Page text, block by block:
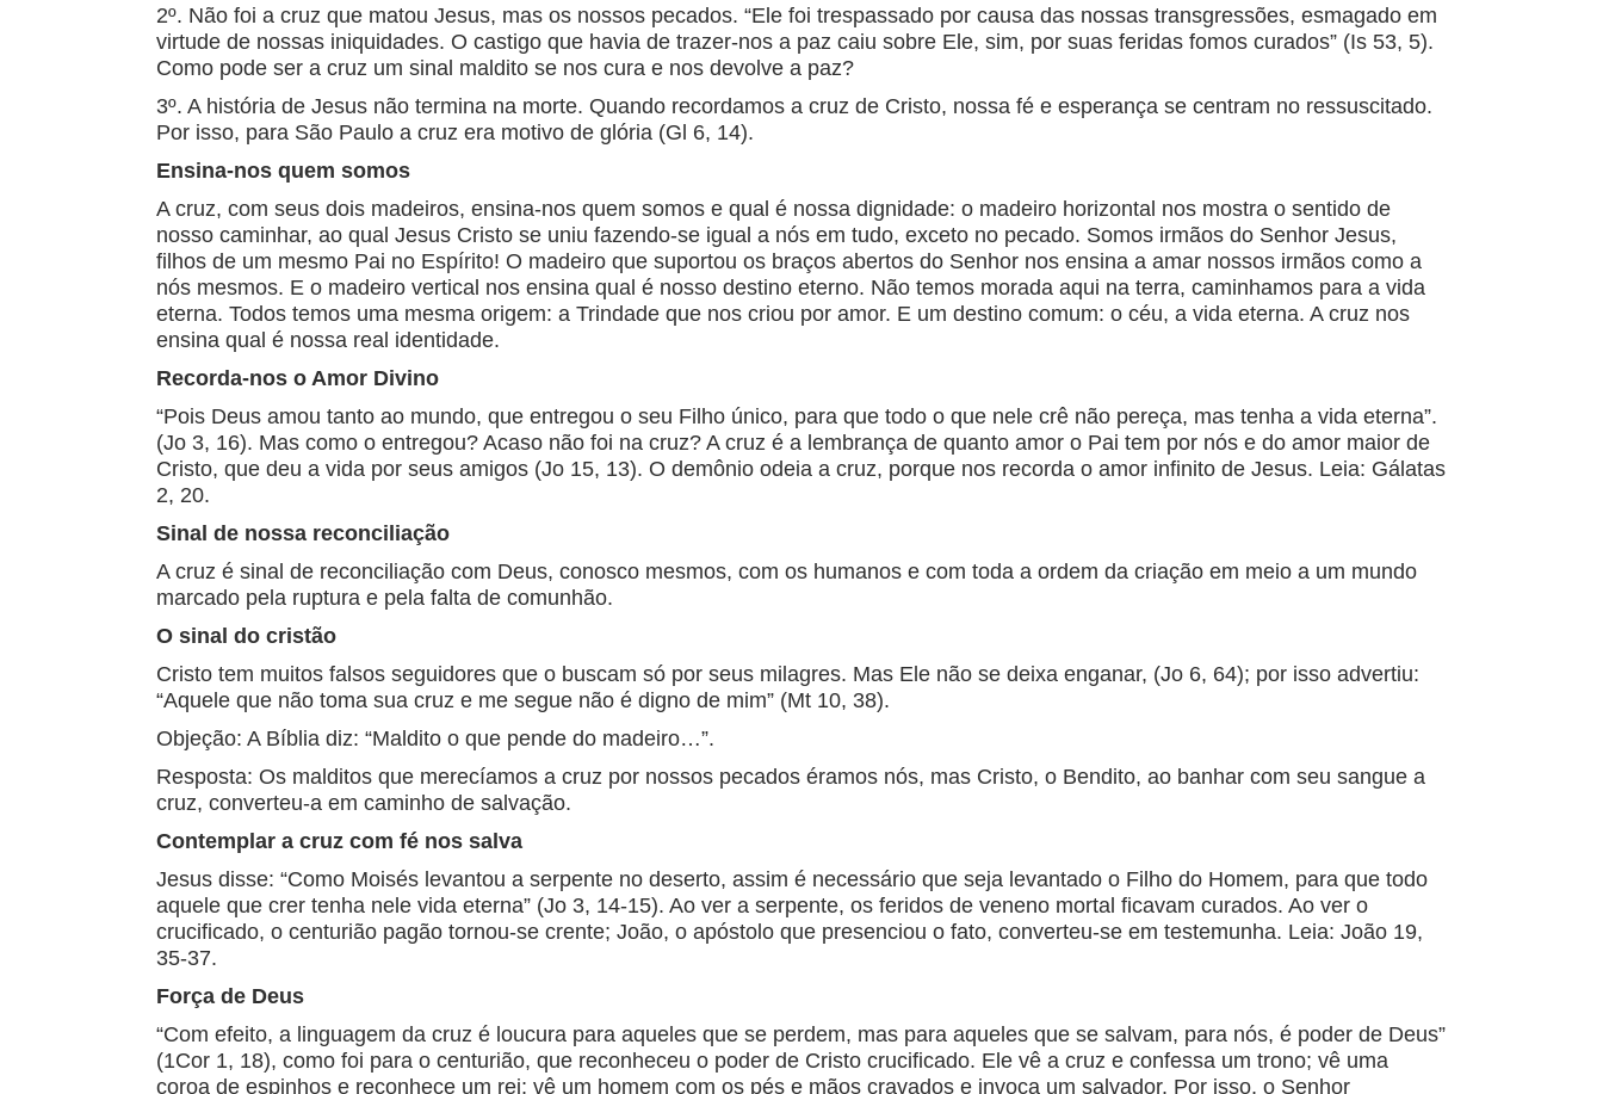
2º. Não foi a cruz que matou Jesus, mas os nossos pecados. “Ele foi trespassado por causa das nossas transgressões, esmagado em
virtude de nossas iniquidades. O castigo que havia de trazer-nos a paz caiu sobre Ele, sim, por suas feridas fomos curados” (Is 53, 5).
Como pode ser a cruz um sinal maldito se nos cura e nos devolve a paz?
3º. A história de Jesus não termina na morte. Quando recordamos a cruz de Cristo, nossa fé e esperança se centram no ressuscitado.
Por isso, para São Paulo a cruz era motivo de glória (Gl 6, 14).
Ensina-nos quem somos
A cruz, com seus dois madeiros, ensina-nos quem somos e qual é nossa dignidade: o madeiro horizontal nos mostra o sentido de
nosso caminhar, ao qual Jesus Cristo se uniu fazendo-se igual a nós em tudo, exceto no pecado. Somos irmãos do Senhor Jesus,
filhos de um mesmo Pai no Espírito! O madeiro que suportou os braços abertos do Senhor nos ensina a amar nossos irmãos como a
nós mesmos. E o madeiro vertical nos ensina qual é nosso destino eterno. Não temos morada aqui na terra, caminhamos para a vida
eterna. Todos temos uma mesma origem: a Trindade que nos criou por amor. E um destino comum: o céu, a vida eterna. A cruz nos
ensina qual é nossa real identidade.
Recorda-nos o Amor Divino
“Pois Deus amou tanto ao mundo, que entregou o seu Filho único, para que todo o que nele crê não pereça, mas tenha a vida eterna”.
(Jo 3, 16). Mas como o entregou? Acaso não foi na cruz? A cruz é a lembrança de quanto amor o Pai tem por nós e do amor maior de
Cristo, que deu a vida por seus amigos (Jo 15, 13). O demônio odeia a cruz, porque nos recorda o amor infinito de Jesus. Leia: Gálatas
2, 20.
Sinal de nossa reconciliação
A cruz é sinal de reconciliação com Deus, conosco mesmos, com os humanos e com toda a ordem da criação em meio a um mundo
marcado pela ruptura e pela falta de comunhão.
O sinal do cristão
Cristo tem muitos falsos seguidores que o buscam só por seus milagres. Mas Ele não se deixa enganar, (Jo 6, 64); por isso advertiu:
“Aquele que não toma sua cruz e me segue não é digno de mim” (Mt 10, 38).
Objeção: A Bíblia diz: “Maldito o que pende do madeiro…”.
Resposta: Os malditos que merecíamos a cruz por nossos pecados éramos nós, mas Cristo, o Bendito, ao banhar com seu sangue a
cruz, converteu-a em caminho de salvação.
Contemplar a cruz com fé nos salva
Jesus disse: “Como Moisés levantou a serpente no deserto, assim é necessário que seja levantado o Filho do Homem, para que todo
aquele que crer tenha nele vida eterna” (Jo 3, 14-15). Ao ver a serpente, os feridos de veneno mortal ficavam curados. Ao ver o
crucificado, o centurião pagão tornou-se crente; João, o apóstolo que presenciou o fato, converteu-se em testemunha. Leia: João 19,
35-37.
Força de Deus
“Com efeito, a linguagem da cruz é loucura para aqueles que se perdem, mas para aqueles que se salvam, para nós, é poder de Deus”
(1Cor 1, 18), como foi para o centurião, que reconheceu o poder de Cristo crucificado. Ele vê a cruz e confessa um trono; vê uma
coroa de espinhos e reconhece um rei; vê um homem com os pés e mãos cravados e invoca um salvador. Por isso, o Senhor